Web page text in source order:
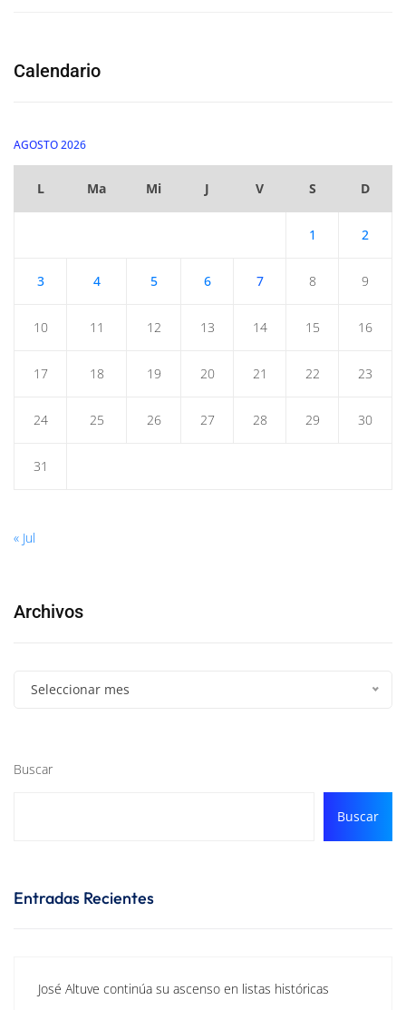
Calendario
AGOSTO 2026
L Ma Mi J V S D
1 2
3 4 5 6 7 8 9
10 11 12 13 14 15 16
17 18 19 20 21 22 23
24 25 26 27 28 29 30
31
« Jul
Archivos
Seleccionar mes
Buscar
Buscar
Entradas Recientes
José Altuve continúa su ascenso en listas históricas